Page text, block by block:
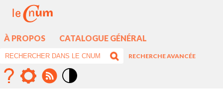
À PROPOS CATALOGUE GÉNÉRAL
RECHERCHE AVANCÉE